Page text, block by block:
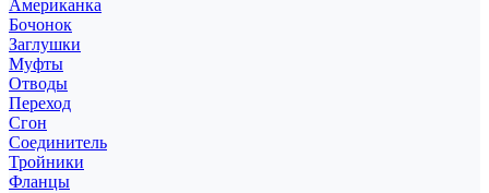
Американка
Бочонок
Заглушки
Муфты
Отводы
Переход
Сгон
Соединитель
Тройники
Фланцы